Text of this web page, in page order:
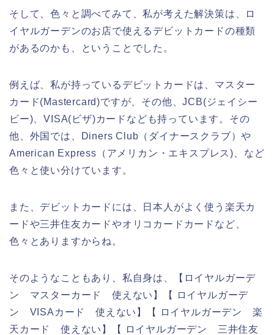
そして、色々と調べてみて、私が考えた解決策は、ロ
イヤルガーデンのお店で使えるデビットカードの種類
があるのかも、ということでした。
例えば、私が持っているデビットカードは、マスター
カード(Mastercard)ですが、その他、JCB(ジェイシー
ビー)、VISA(ビザ)カードなども持っています。その
他、外国では、Diners Club（ダイナースクラブ）や
American Express（アメリカン・エキスプレス)、など
色々と使い分けています。
また、デビットカードには、日本人がよく使う楽天カ
ードや三井住友カードやオリコカードカードなど、
色々とありますからね。
そのようなこともあり、私自身は、【ロイヤルガーデ
ン マスターカード 使えない】【 ロイヤルガーデ
ン VISAカード 使えない】【 ロイヤルガーデン 楽
天カード 使えない】【 ロイヤルガーデン 三井住友